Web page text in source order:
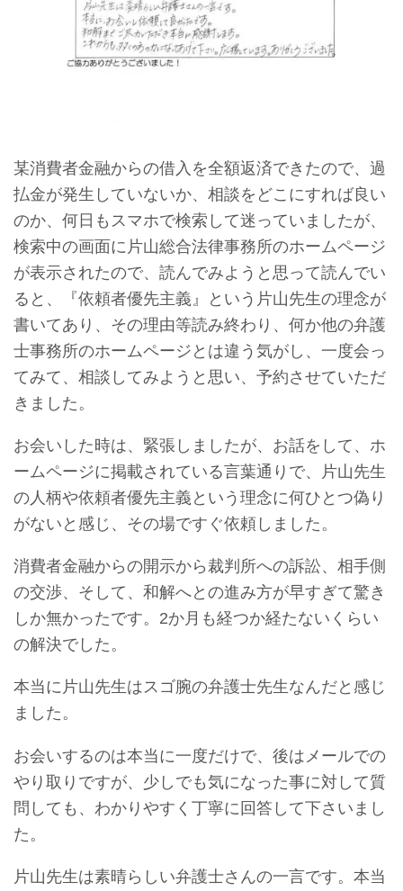
某消費者金融からの借入を全額返済できたので、過
払金が発生していないか、相談をどこにすれば良い
のか、何日もスマホで検索して迷っていましたが、
検索中の画面に片山総合法律事務所のホームページ
が表示されたので、読んでみようと思って読んでい
ると、『依頼者優先主義』という片山先生の理念が
書いてあり、その理由等読み終わり、何か他の弁護
士事務所のホームページとは違う気がし、一度会っ
てみて、相談してみようと思い、予約させていただ
きました。
お会いした時は、緊張しましたが、お話をして、ホ
ームページに掲載されている言葉通りで、片山先生
の人柄や依頼者優先主義という理念に何ひとつ偽り
がないと感じ、その場ですぐ依頼しました。
消費者金融からの開示から裁判所への訴訟、相手側
の交渉、そして、和解へとの進み方が早すぎて驚き
しか無かったです。2か月も経つか経たないくらい
の解決でした。
本当に片山先生はスゴ腕の弁護士先生なんだと感じ
ました。
お会いするのは本当に一度だけで、後はメールでの
やり取りですが、少しでも気になった事に対して質
問しても、わかりやすく丁寧に回答して下さいまし
た。
片山先生は素晴らしい弁護士さんの一言です。本当